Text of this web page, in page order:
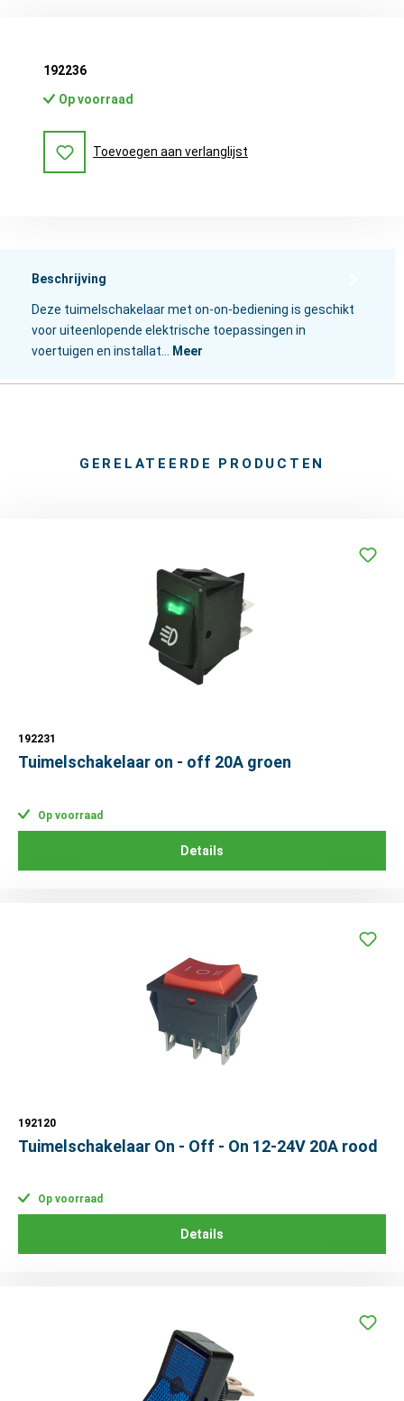
192236
Op voorraad
Toevoegen aan verlanglijst
Beschrijving
Deze tuimelschakelaar met on-on-bediening is geschikt
voor uiteenlopende elektrische toepassingen in
voertuigen en installat… Meer
GERELATEERDE PRODUCTEN
192231
Tuimelschakelaar on - off 20A groen
Op voorraad
Details
192120
Tuimelschakelaar On - Off - On 12-24V 20A rood
Op voorraad
Details